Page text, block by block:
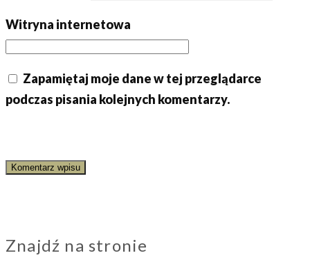
Witryna internetowa
Zapamiętaj moje dane w tej przeglądarce
podczas pisania kolejnych komentarzy.
Znajdź na stronie